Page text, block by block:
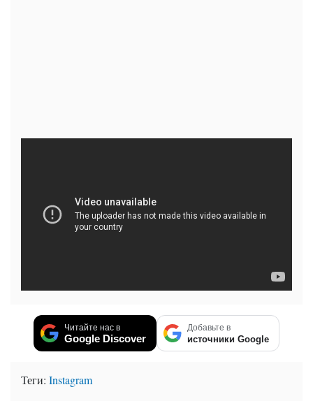
Читайте нас в
Google Discover
Добавьте в
источники Google
Теги: Instagram